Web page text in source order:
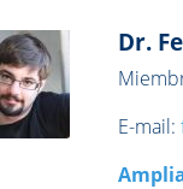
Dr.
E-mail: